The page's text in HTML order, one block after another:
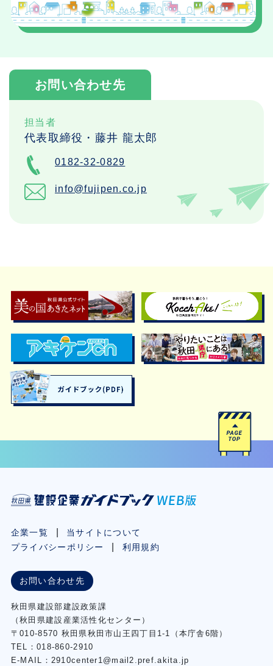
お問い合わせ先
担当者
代表取締役・藤井 龍太郎
0182-32-0829
info@fujipen.co.jp
企業一覧
当サイトについて
プライバシーポリシー
利用規約
お問い合わせ先
秋⽥県建設部建設政策課
（秋⽥県建設産業活性化センター）
〒010-8570 秋田県秋田市⼭王四丁⽬1-1（本庁舎6階）
TEL：018-860-2910
E-MAIL：2910center1@mail2.pref.akita.jp